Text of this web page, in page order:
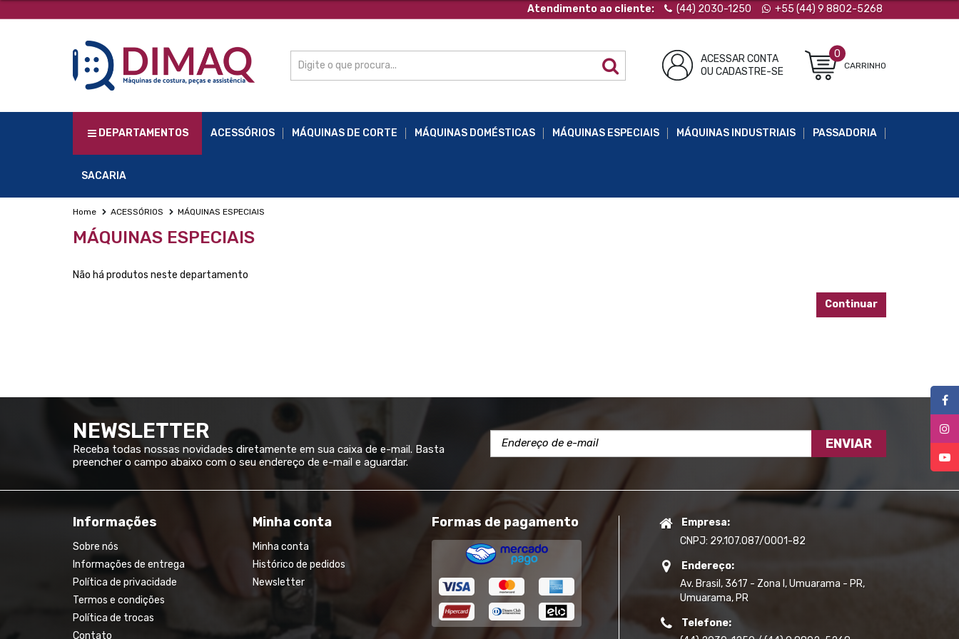
Atendimento ao cliente: (44) 2030-1250 +55 (44) 9 8802-5268
ACESSAR CONTA
OU CADASTRE-SE
0
CARRINHO
DEPARTAMENTOS ACESSÓRIOS MÁQUINAS DE CORTE MÁQUINAS DOMÉSTICAS MÁQUINAS ESPECIAIS MÁQUINAS INDUSTRIAIS PASSADORIA
SACARIA
Home ACESSÓRIOS MÁQUINAS ESPECIAIS
MÁQUINAS ESPECIAIS
Não há produtos neste departamento
Continuar
NEWSLETTER
Receba todas nossas novidades diretamente em sua caixa de e-mail. Basta
preencher o campo abaixo com o seu endereço de e-mail e aguardar.
ENVIAR
Informações
Sobre nós
Informações de entrega
Política de privacidade
Termos e condições
Política de trocas
Contato
Minha conta
Minha conta
Histórico de pedidos
Newsletter
Formas de pagamento
Empresa:
CNPJ: 29.107.087/0001-82
Endereço:
Av. Brasil, 3617 - Zona I, Umuarama - PR,
Umuarama, PR
Telefone: